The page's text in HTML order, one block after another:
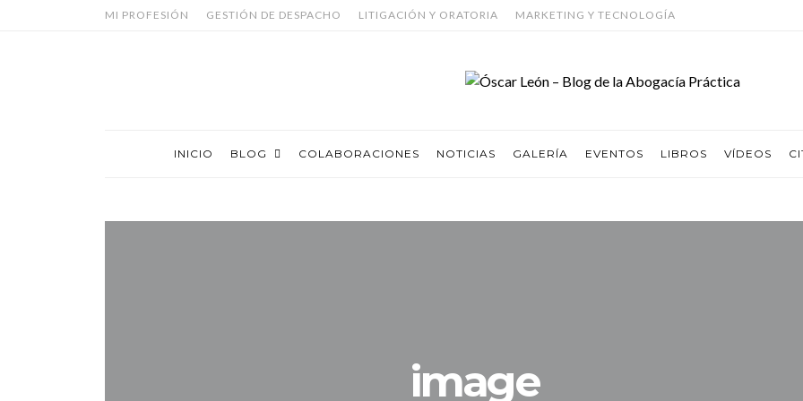
MI PROFESIÓN GESTIÓN DE DESPACHO LITIGACIÓN Y ORATORIA MARKETING Y TECNOLOGÍA
INICIO BLOG COLABORACIONES NOTICIAS GALERÍA EVENTOS LIBROS VÍDEOS
image